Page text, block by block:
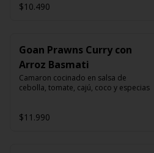
$10.490
Goan Prawns Curry con
Arroz Basmati
Camaron cocinado en salsa de
cebolla, tomate, cajú, coco y especias
$11.990